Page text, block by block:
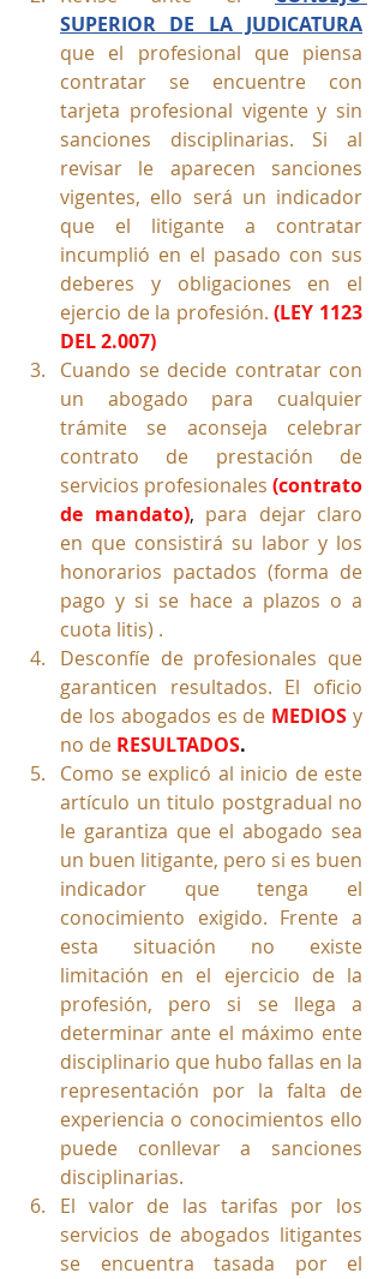
SUPERIOR DE LA JUDICATURA
que el profesional que piensa
contratar se encuentre con
tarjeta profesional vigente y sin
sanciones disciplinarias. Si al
revisar le aparecen sanciones
vigentes, ello será un indicador
que el litigante a contratar
incumplió en el pasado con sus
deberes y obligaciones en el
ejercio de la profesión. (LEY 1123
DEL 2.007)
Cuando se decide contratar con
un abogado para cualquier
trámite se aconseja celebrar
contrato de prestación de
servicios profesionales (contrato
de mandato), para dejar claro
en que consistirá su labor y los
honorarios pactados (forma de
pago y si se hace a plazos o a
cuota litis) .
Desconfíe de profesionales que
garanticen resultados. El oficio
de los abogados es de MEDIOS y
no de RESULTADOS.
Como se explicó al inicio de este
artículo un titulo postgradual no
le garantiza que el abogado sea
un buen litigante, pero si es buen
indicador que tenga el
conocimiento exigido. Frente a
esta situación no existe
limitación en el ejercicio de la
profesión, pero si se llega a
determinar ante el máximo ente
disciplinario que hubo fallas en la
representación por la falta de
experiencia o conocimientos ello
puede conllevar a sanciones
disciplinarias.
El valor de las tarifas por los
servicios de abogados litigantes
se encuentra tasada por el